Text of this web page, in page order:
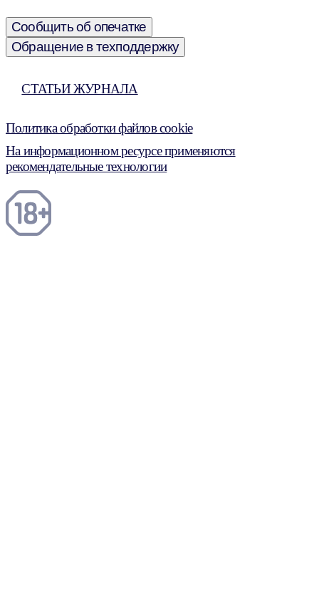
Сообщить об опечатке
Обращение в техподдержку
СТАТЬИ ЖУРНАЛА
Политика обработки файлов cookie
На информационном ресурсе применяются
рекомендательные технологии